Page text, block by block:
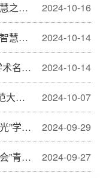
2024-10-16
讲座
2024-10-14
讲座
2024-10-14
讲座
2024-10-07
办
2024-09-29
讲座
2024-09-27
讲座